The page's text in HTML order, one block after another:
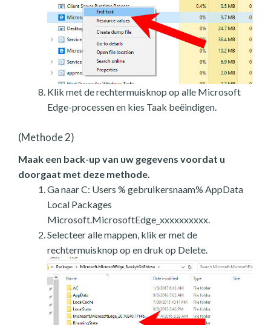
Klik met de rechtermuisknop op alle Microsoft
Edge-processen en kies Taak beëindigen.
(Methode 2)
Maak een back-up van uw gegevens voordat u
doorgaat met deze methode.
Ga naar C: Users % gebruikersnaam% AppData
Local Packages
Microsoft.MicrosoftEdge_xxxxxxxxxx.
Selecteer alle mappen, klik er met de
rechtermuisknop op en druk op Delete.